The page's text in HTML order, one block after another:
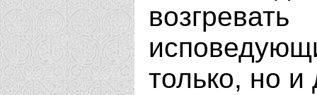
только, но